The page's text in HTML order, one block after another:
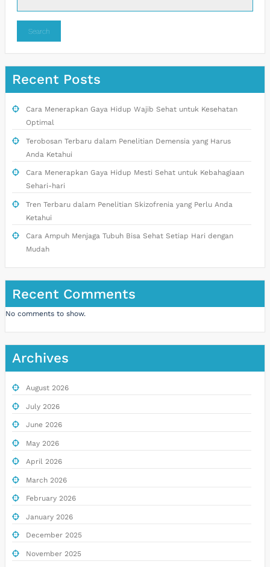
Search
Recent Posts
Cara Menerapkan Gaya Hidup Wajib Sehat untuk Kesehatan
Optimal
Terobosan Terbaru dalam Penelitian Demensia yang Harus
Anda Ketahui
Cara Menerapkan Gaya Hidup Mesti Sehat untuk Kebahagiaan
Sehari-hari
Tren Terbaru dalam Penelitian Skizofrenia yang Perlu Anda
Ketahui
Cara Ampuh Menjaga Tubuh Bisa Sehat Setiap Hari dengan
Mudah
Recent Comments
No comments to show.
Archives
August 2026
July 2026
June 2026
May 2026
April 2026
March 2026
February 2026
January 2026
December 2025
November 2025